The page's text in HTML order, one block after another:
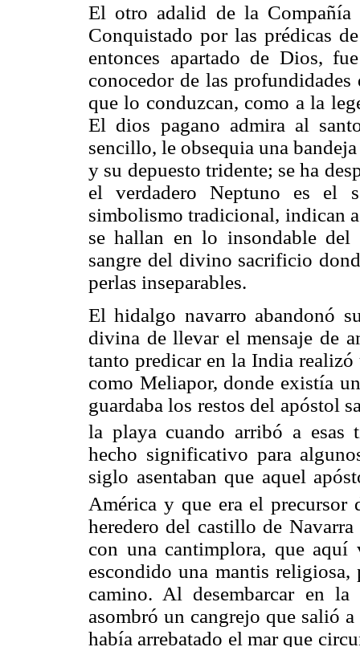
El otro adalid de la
Conquistado por las prédicas
entonces apartado de Dios,
conocedor de las
que lo conduzcan, como a la
El dios pagano admira al
sencillo, le obsequia una
y su depuesto tridente; se ha
el verdadero Neptuno es el
simbolismo tradicional, indican
se hallan en lo insondable del
sangre del divino sacrificio
perlas inseparables.
El hidalgo navarro abandonó
divina de llevar el mensaje de
tanto predicar en la India
como Meliapor, donde existía
guardaba los restos del apóstol
la playa cuando arribó a esas
hecho significativo para
siglo asentaban que aquel
América y que era el precursor
heredero del castillo de
con una cantimplora, que aquí
escondido una mantis
camino. Al desembarcar en
asombró un cangrejo que salió
había arrebatado el mar que